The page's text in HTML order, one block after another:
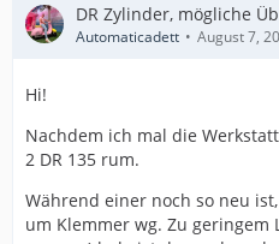
DR Zylinder, mögliche
Automaticadett August 7,
Hi!
Nachdem ich mal die
2 DR 135 rum.
Während einer noch so neu
um Klemmer wg. Zu geringem